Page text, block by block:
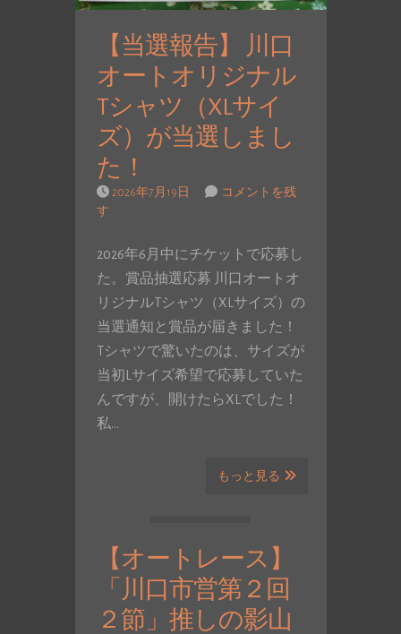
【当選報告】 川口
オートオリジナル
Tシャツ（XLサイ
ズ）が当選しまし
た！
2026年7月19日
コメントを残
す
2026年6月中にチケットで応募し
た。賞品抽選応募 川口オートオ
リジナルTシャツ（XLサイズ）の
当選通知と賞品が届きました！
Tシャツで驚いたのは、サイズが
当初Lサイズ希望で応募していた
んですが、開けたらXLでした！
私…
もっと見る
【オートレース】
「川口市営第２回
２節」推しの影山